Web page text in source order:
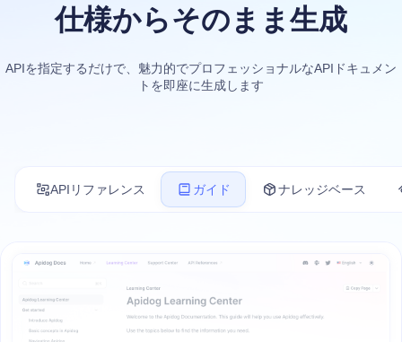
仕様からそのまま生成
APIを指定するだけで、魅力的でプロフェッショナルなAPIドキュメン
トを即座に生成します
APIリファレンス ガイド ナレッジベース